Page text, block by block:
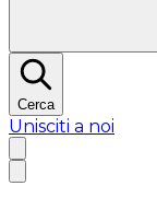
Cerca
Unisciti a noi